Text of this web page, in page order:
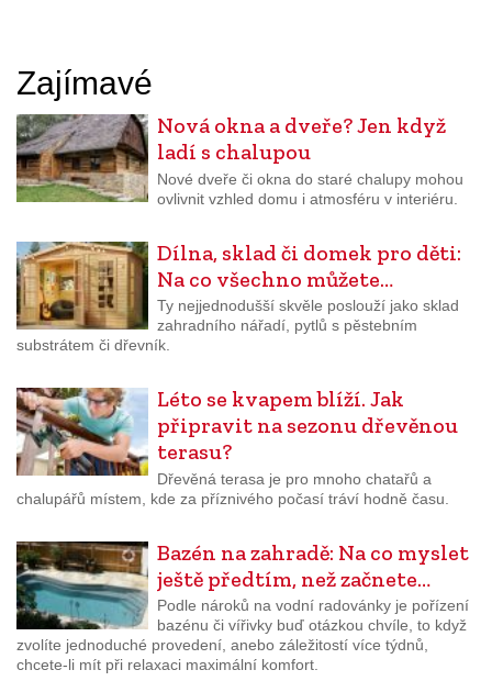
Zajímavé
Nová okna a dveře? Jen když
ladí s chalupou
Nové dveře či okna do staré chalupy mohou
ovlivnit vzhled domu i atmosféru v interiéru.
Dílna, sklad či domek pro děti:
Na co všechno můžete…
Ty nejjednodušší skvěle poslouží jako sklad
zahradního nářadí, pytlů s pěstebním
substrátem či dřevník.
Léto se kvapem blíží. Jak
připravit na sezonu dřevěnou
terasu?
Dřevěná terasa je pro mnoho chatařů a
chalupářů místem, kde za příznivého počasí tráví hodně času.
Bazén na zahradě: Na co myslet
ještě předtím, než začnete…
Podle nároků na vodní radovánky je pořízení
bazénu či vířivky buď otázkou chvíle, to když
zvolíte jednoduché provedení, anebo záležitostí více týdnů,
chcete-li mít při relaxaci maximální komfort.